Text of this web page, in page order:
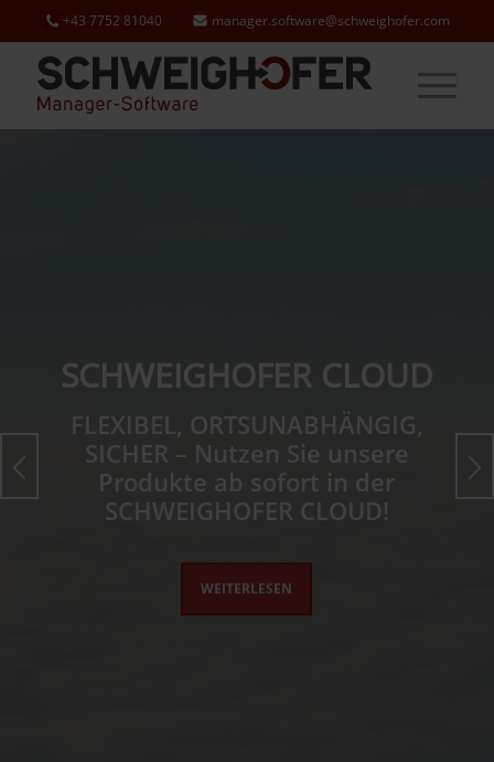
+43 7752 81040 manager.software@schweighofer.com
SCHWEIGHOFER CLOUD
FLEXIBEL, ORTSUNABHÄNGIG,
SICHER – Nutzen Sie unsere
Produkte ab sofort in der
SCHWEIGHOFER CLOUD!
WEITERLESEN